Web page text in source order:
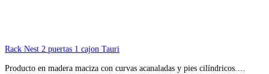
Rack Nest 2 puertas 1 cajon Tauri
Producto en madera maciza con curvas acanaladas y pies cilíndricos.…